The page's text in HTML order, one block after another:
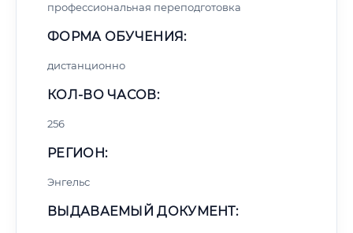
профессиональная переподготовка
ФОРМА ОБУЧЕНИЯ:
дистанционно
КОЛ-ВО ЧАСОВ:
256
РЕГИОН:
Энгельс
ВЫДАВАЕМЫЙ ДОКУМЕНТ: